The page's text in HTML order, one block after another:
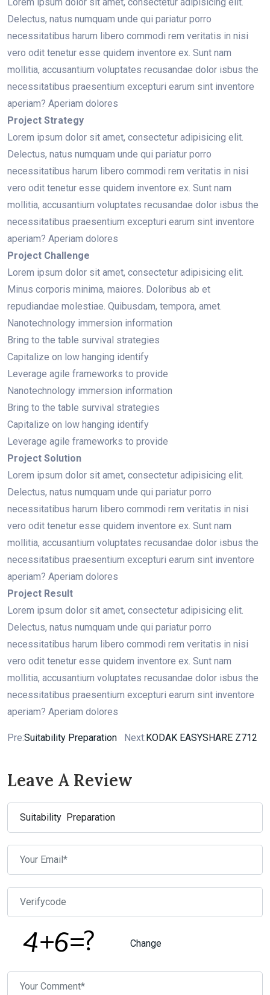
Delectus, natus numquam unde qui pariatur porro
necessitatibus harum libero commodi rem veritatis in nisi
vero odit tenetur esse quidem inventore ex. Sunt nam
mollitia, accusantium voluptates recusandae dolor isbus the
necessitatibus praesentium excepturi earum sint inventore
aperiam? Aperiam dolores
Project Strategy
Lorem ipsum dolor sit amet, consectetur adipisicing elit.
Delectus, natus numquam unde qui pariatur porro
necessitatibus harum libero commodi rem veritatis in nisi
vero odit tenetur esse quidem inventore ex. Sunt nam
mollitia, accusantium voluptates recusandae dolor isbus the
necessitatibus praesentium excepturi earum sint inventore
aperiam? Aperiam dolores
Project Challenge
Lorem ipsum dolor sit amet, consectetur adipisicing elit.
Minus corporis minima, maiores. Doloribus ab et
repudiandae molestiae. Quibusdam, tempora, amet.
Nanotechnology immersion information
Bring to the table survival strategies
Capitalize on low hanging identify
Leverage agile frameworks to provide
Nanotechnology immersion information
Bring to the table survival strategies
Capitalize on low hanging identify
Leverage agile frameworks to provide
Project Solution
Lorem ipsum dolor sit amet, consectetur adipisicing elit.
Delectus, natus numquam unde qui pariatur porro
necessitatibus harum libero commodi rem veritatis in nisi
vero odit tenetur esse quidem inventore ex. Sunt nam
mollitia, accusantium voluptates recusandae dolor isbus the
necessitatibus praesentium excepturi earum sint inventore
aperiam? Aperiam dolores
Project Result
Lorem ipsum dolor sit amet, consectetur adipisicing elit.
Delectus, natus numquam unde qui pariatur porro
necessitatibus harum libero commodi rem veritatis in nisi
vero odit tenetur esse quidem inventore ex. Sunt nam
mollitia, accusantium voluptates recusandae dolor isbus the
necessitatibus praesentium excepturi earum sint inventore
aperiam? Aperiam dolores
Pre:Suitability Preparation Next:KODAK EASYSHARE Z712
Leave A Review
Change